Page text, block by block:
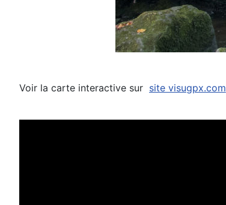
Voir la carte interactive sur site visugpx.com